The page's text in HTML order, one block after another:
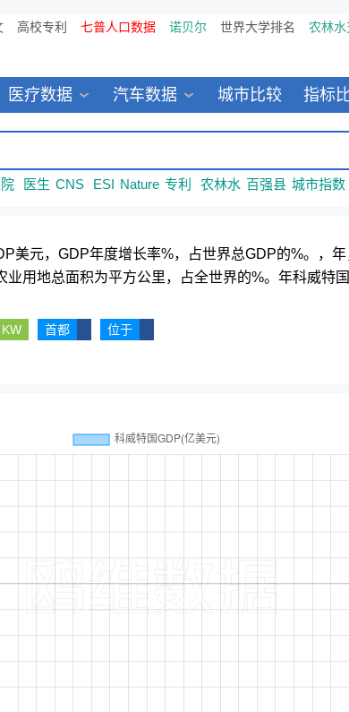
高校专利 七普人口数据 诺贝尔 世界大学排名 农林
医疗数据 汽车数据 城市比较 指标
医生 CNS ESI Nature 专利 农林水 百强县 城市指数
美元，GDP年度增长率%，占世界总GDP的%。，
用地总面积为平方公里，占全世界的%。年科威特国
KW 首都 位于